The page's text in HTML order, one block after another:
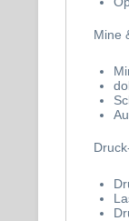
Mine